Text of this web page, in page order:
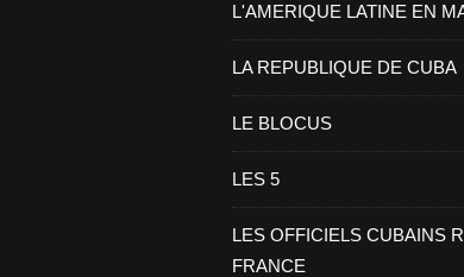
L'AMERIQUE LATINE EN
LA REPUBLIQUE DE CUBA
LE BLOCUS
LES 5
LES OFFICIELS CUBAINS
FRANCE